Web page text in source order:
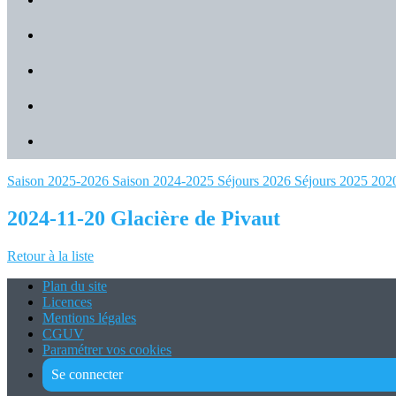
Saison 2025-2026 Saison 2024-2025 Séjours 2026 Séjours 2025
2024-11-20 Glacière de Pivaut
Retour à la liste
Plan du site
Licences
Mentions légales
CGUV
Paramétrer vos cookies
Se connecter